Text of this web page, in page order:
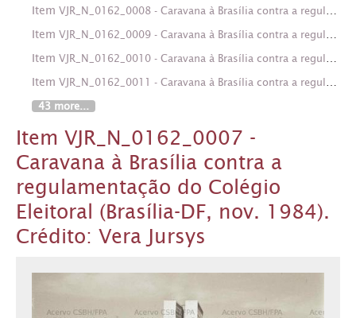
Item VJR_N_0162_0008 - Caravana à Brasília contra a regulamentação do Colégio Eleitoral (Brasília-DF, nov. 1984). Crédito: Vera Jursys
Item VJR_N_0162_0009 - Caravana à Brasília contra a regulamentação do Colégio Eleitoral (Brasília-DF, nov. 1984). Crédito: Vera Jursys
Item VJR_N_0162_0010 - Caravana à Brasília contra a regulamentação do Colégio Eleitoral (Brasília-DF, nov. 1984). Crédito: Vera Jursys
Item VJR_N_0162_0011 - Caravana à Brasília contra a regulamentação do Colégio Eleitoral (Brasília-DF, nov. 1984). Crédito: Vera Jursys
43 more...
Item VJR_N_0162_0007 -
Caravana à Brasília contra a
regulamentação do Colégio
Eleitoral (Brasília-DF, nov. 1984).
Crédito: Vera Jursys